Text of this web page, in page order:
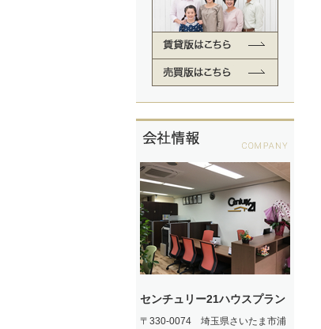
センチュリー21ハウスプラン
〒330-0074 埼玉県さいたま市浦